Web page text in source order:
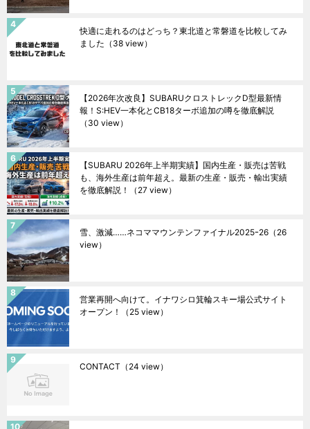
快適に走れるのはどっち？東北道と常磐道を比較してみ
ました （38 view）
【2026年次改良】SUBARUクロストレックD型最新情
報！S:HEV一本化とCB18ターボ追加の噂を徹底解説
（30 view）
【SUBARU 2026年上半期実績】国内生産・販売は苦戦
も、海外生産は前年超え。最新の生産・販売・輸出実績
を徹底解説！
（27 view）
雪、激減……ネコママウンテンファイナル2025ｰ26 （26
view）
営業再開へ向けて。イナワシロ箕輪スキー場公式サイト
オープン！
（25 view）
CONTACT （24 view）